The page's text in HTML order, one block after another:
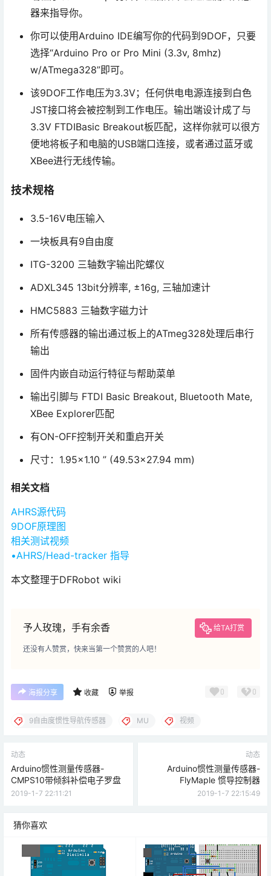
器来指导你。
你可以使用Arduino IDE编写你的代码到9DOF，只要
选择“Arduino Pro or Pro Mini (3.3v, 8mhz)
w/ATmega328”即可。
该9DOF工作电压为3.3V；任何供电电源连接到白色
JST接口将会被控制到工作电压。输出端设计成了与
3.3V FTDIBasic Breakout板匹配，这样你就可以很方
便地将板子和电脑的USB端口连接，或者通过蓝牙或
XBee进行无线传输。
技术规格
3.5-16V电压输入
一块板具有9自由度
ITG-3200 三轴数字输出陀螺仪
ADXL345 13bit分辨率, ±16g, 三轴加速计
HMC5883 三轴数字磁力计
所有传感器的输出通过板上的ATmeg328处理后串行
输出
固件内嵌自动运行特征与帮助菜单
输出引脚与 FTDI Basic Breakout, Bluetooth Mate,
XBee Explorer匹配
有ON-OFF控制开关和重启开关
尺寸：1.95×1.10 ” (49.53×27.94 mm)
相关文档
AHRS源代码
9DOF原理图
相关测试视频
•AHRS/Head-tracker 指导
本文整理于DFRobot wiki
予人玫瑰，手有余香 给TA打赏
还没有人赞赏，快来当第一个赞赏的人吧！
海报分享 收藏 举报 0 0
9自由度惯性导航传感器 MU 视频
动态
Arduino惯性测量传感器-
CMPS10带倾斜补偿电子罗盘
2019-1-7 22:11:21
动态
Arduino惯性测量传感器-
FlyMaple 惯导控制器
2019-1-7 22:15:49
猜你喜欢